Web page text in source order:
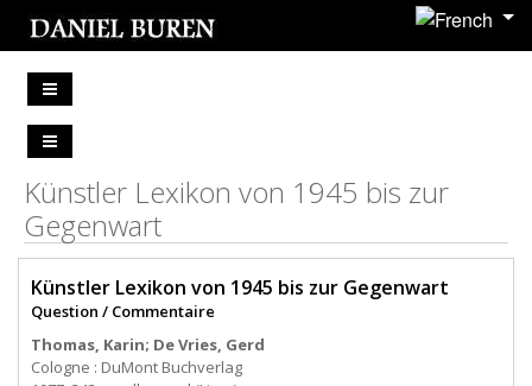
Künstler Lexikon von 1945 bis zur
Gegenwart
Künstler Lexikon von 1945 bis zur Gegenwart
Question / Commentaire
Thomas, Karin; De Vries, Gerd
Cologne : DuMont Buchverlag